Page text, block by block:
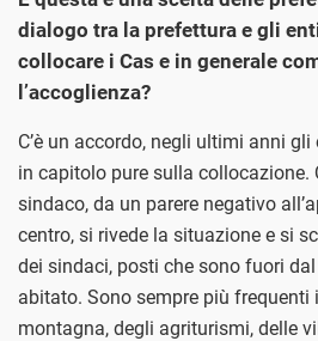
dialogo tra la prefettura e gli
collocare i Cas e in generale
l’accoglienza?
C’è un accordo, negli ultimi anni
in capitolo pure sulla collocazione.
sindaco, da un parere negativo
centro, si rivede la situazione e si
dei sindaci, posti che sono fuori
abitato. Sono sempre più frequenti
montagna, degli agriturismi, delle